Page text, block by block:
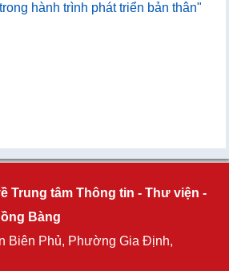
hành trình phát triển bản thân"
Trung tâm Thông tin - Thư viện -
Bàng
Biên Phủ, Phường Gia Định,